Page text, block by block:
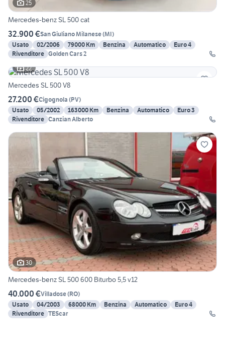
25
Mercedes-benz SL 500 cat
32.900 €San Giuliano Milanese(MI)
Usato
02/2006 79000 Km Benzina Automatico
Euro 4
Rivenditore Golden Cars 2
22
Mercedes SL 500 V8
27.200 €Cigognola (PV)
Usato
05/2002 163000 Km Benzina Automatico
Euro 3
Rivenditore Canzian Alberto
30
Mercedes-benz SL 500 600 Biturbo 5,5 v12
40.000 €Villadose(RO)
Usato
04/2003 68000 Km Benzina Automatico
Euro 4
Rivenditore TEScar